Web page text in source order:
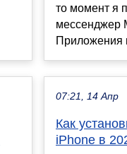
то момент я
мессенджер
Приложения
07:21, 14 Апр
Как
iPhone в